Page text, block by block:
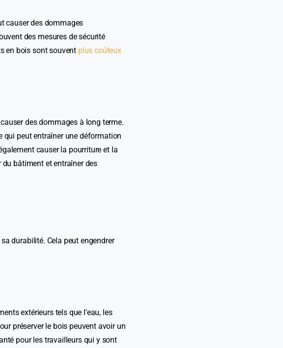
causer des dommages
des mesures de sécurité
en bois sont souvent plus coûteux
des dommages à long terme.
qui peut entraîner une déformation
causer la pourriture et la
du bâtiment et entraîner des
durabilité. Cela peut engendrer
extérieurs tels que l’eau, les
préserver le bois peuvent avoir un
pour les travailleurs qui y sont